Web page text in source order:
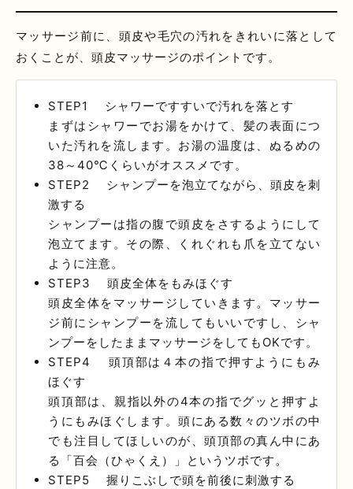
マッサージ前に、頭皮や毛穴の汚れをきれいに落として
おくことが、頭皮マッサージのポイントです。
STEP1 シャワーですすいで汚れを落とす
まずはシャワーでお湯をかけて、髪の表面につ
いた汚れを流します。お湯の温度は、ぬるめの
38～40℃くらいがオススメです。
STEP2 シャンプーを泡立てながら、頭皮を刺
激する
シャンプーは指の腹で頭皮をさするようにして
泡立てます。その際、くれぐれも爪を立てない
ように注意。
STEP3 頭皮全体をもみほぐす
頭皮全体をマッサージしていきます。マッサー
ジ前にシャンプーを流してもいいですし、シャ
ンプーをしたままマッサージをしてもOKです。
STEP4 頭頂部は４本の指で押すようにもみ
ほぐす
頭頂部は、親指以外の4本の指でグッと押すよ
うにもみほぐします。頭にある数々のツボの中
でも注目してほしいのが、頭頂部の真ん中にあ
る「百会（ひゃくえ）」というツボです。
STEP5 握りこぶしで頭を前後に刺激する